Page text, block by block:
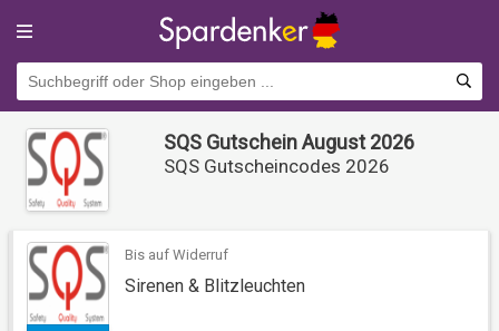
SQS Gutschein August 2026
SQS Gutscheincodes 2026
Bis auf Widerruf
Sirenen & Blitzleuchten